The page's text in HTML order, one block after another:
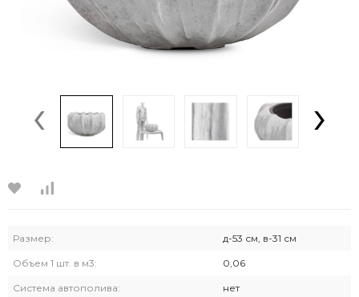
‹ ›
Размер: д-53 см, в-31 см
Объем 1 шт. в м3: 0,06
Система автополива: нет